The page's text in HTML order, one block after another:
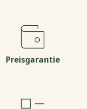
Preisgarantie